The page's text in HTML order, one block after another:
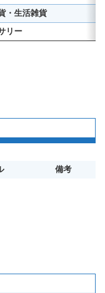
・生活雑貨
リー
備考